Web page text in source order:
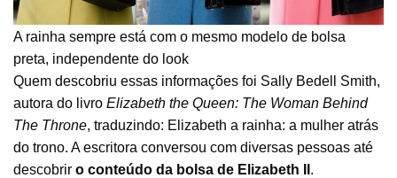
A rainha sempre está com o mesmo modelo de bolsa
preta, independente do look
Quem descobriu essas informações foi Sally Bedell Smith,
autora do livro Elizabeth the Queen: The Woman Behind
The Throne, traduzindo: Elizabeth a rainha: a mulher atrás
do trono. A escritora conversou com diversas pessoas até
descobrir o conteúdo da bolsa de Elizabeth II .